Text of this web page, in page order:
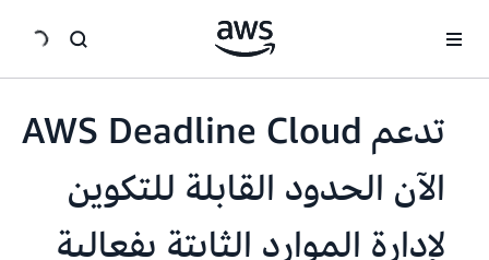
تدعم AWS Deadline Cloud
الآن الحدود القابلة للتكوين
لإدارة الموارد الثابتة بفعالية